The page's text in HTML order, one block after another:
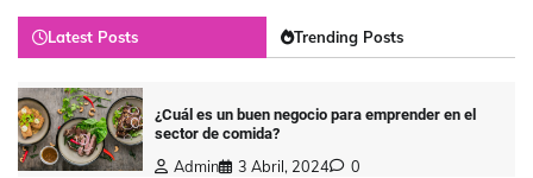
Latest Posts Trending Posts
¿Cuál es un buen negocio para emprender en el
sector de comida?
Admin 3 Abril, 2024 0